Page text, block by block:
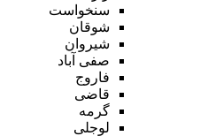
سنخواست
شوقان
شیروان
صفی آباد
فاروج
قاضی
گرمه
لوجلی